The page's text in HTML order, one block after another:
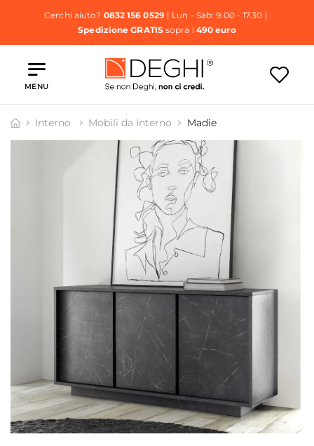
Cerchi aiuto? 0832 156 0529| Lun - Sab: 9.00 - 17.30 |
Spedizione GRATISsopra i 490 euro
MENU
Interno Mobili da Interno Madie